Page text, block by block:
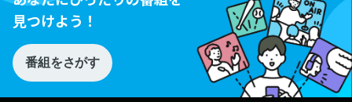
見つけよう！
番組をさがす